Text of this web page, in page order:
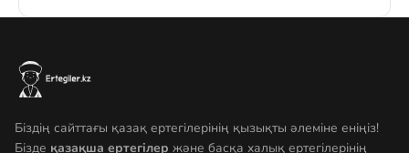
Біздің сайттағы қазақ ертегілерінің қызықты әлеміне еніңіз!
Бізде қазақша ертегілер және басқа халық ертегілерінің